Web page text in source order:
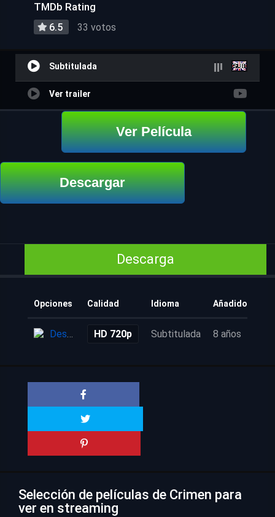
TMDb Rating
6.5 33 votos
Subtitulada
Ver trailer
Ver Película
Descargar
Descarga
Opciones Calidad Idioma Añadido
Descarga HD 720p Subtitulada 8 años
Selección de películas de Crimen para
ver en streaming